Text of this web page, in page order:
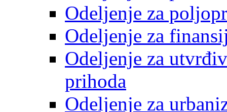
Odeljenje za
Odeljenje za
Odeljenje za
prihoda
Odeljenje za